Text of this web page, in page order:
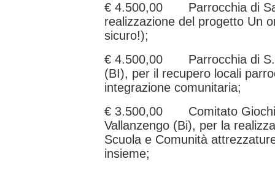
€ 4.500,00 Parrocchia di
realizzazione del progetto Un
sicuro!);
€ 4.500,00 Parrocchia di S.
(BI), per il recupero locali
integrazione comunitaria;
€ 3.500,00 Comitato Giochi
Vallanzengo (Bi), per la
Scuola e Comunità
insieme;